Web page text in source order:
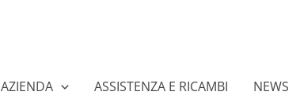
AZIENDA ASSISTENZA E RICAMBI NEWS